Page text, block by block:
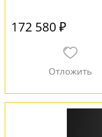
172 580 ₽